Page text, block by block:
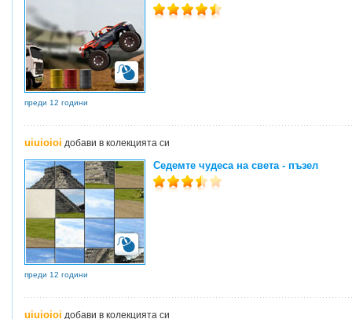
преди 12 години
uiuioioi добави в колекцията си
Седемте чудеса на света - пъзел
преди 12 години
uiuioioi добави в колекцията си